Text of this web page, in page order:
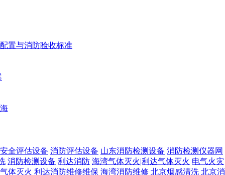
置与消防验收标准
全评估设备 消防评估设备 山东消防检测设备 消防检测仪器网
消防检测设备 利达消防 海湾气体灭火|利达气体灭火 电气火灾
体灭火 利达消防维修维保 海湾消防维修 北京烟感清洗 北京